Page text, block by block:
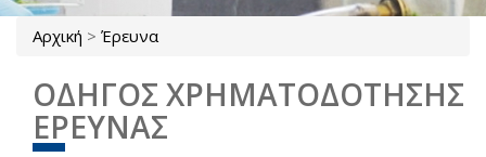
Είστε εδώ
Αρχική > Έρευνα
ΟΔΗΓΟΣ ΧΡΗΜΑΤΟΔΟΤΗΣΗΣ
ΕΡΕΥΝΑΣ